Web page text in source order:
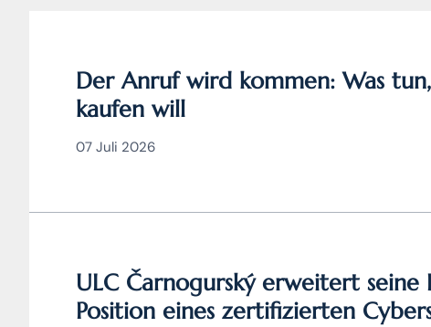
Der Anruf wird kommen: Was
kaufen will
07 Juli 2026
ULC Čarnogurský erweitert
Position eines zertifizierten